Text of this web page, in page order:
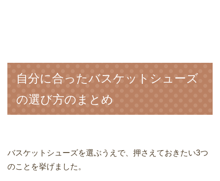
自分に合ったバスケットシューズ
の選び方のまとめ
バスケットシューズを選ぶうえで、押さえておきたい3つ
のことを挙げました。